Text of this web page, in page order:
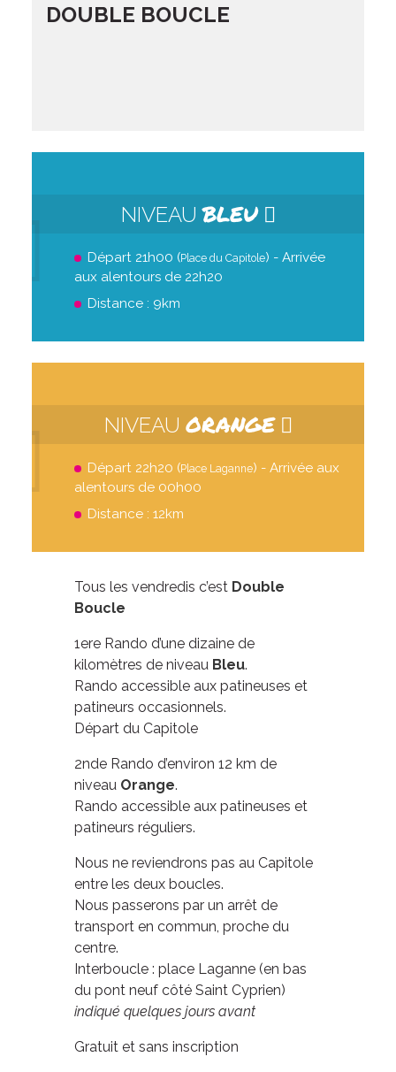
DOUBLE BOUCLE
NIVEAUBLEU
Départ 21h00 (Place du Capitole) - Arrivée
aux alentours de 22h20
Distance : 9km
NIVEAU ORANGE
Départ 22h20 (Place Laganne) - Arrivée aux
alentours de 00h00
Distance : 12km
Tous les vendredis c’est Double
Boucle
1ere Rando d’une dizaine de
kilomètres de niveau Bleu.
Rando accessible aux patineuses et
patineurs occasionnels.
Départ du Capitole
2nde Rando d’environ 12 km de
niveau Orange.
Rando accessible aux patineuses et
patineurs réguliers.
Nous ne reviendrons pas au Capitole
entre les deux boucles.
Nous passerons par un arrêt de
transport en commun, proche du
centre.
Interboucle : place Laganne (en bas
du pont neuf côté Saint Cyprien)
indiqué quelques jours avant
Gratuit et sans inscription